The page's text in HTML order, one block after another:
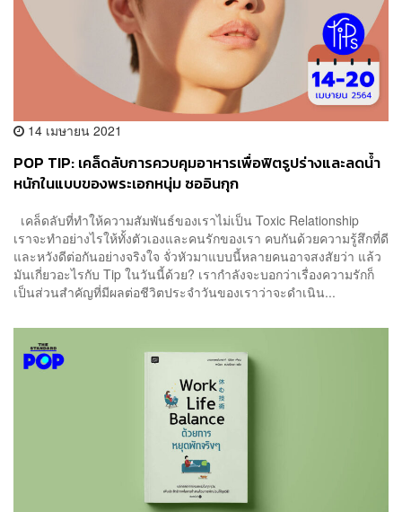
14 เมษายน 2021
POP TIP: เคล็ดลับการควบคุมอาหารเพื่อฟิตรูปร่างและลดน้ำ
หนักในแบบของพระเอกหนุ่ม ซออินกุก
เคล็ดลับที่ทำให้ความสัมพันธ์ของเราไม่เป็น Toxic Relationship
เราจะทำอย่างไรให้ทั้งตัวเองและคนรักของเรา คบกันด้วยความรู้สึกที่ดี
และหวังดีต่อกันอย่างจริงใจ จั่วหัวมาแบบนี้หลายคนอาจสงสัยว่า แล้ว
มันเกี่ยวอะไรกับ Tip ในวันนี้ด้วย? เรากำลังจะบอกว่าเรื่องความรักก็
เป็นส่วนสำคัญที่มีผลต่อชีวิตประจำวันของเราว่าจะดำเนิน...